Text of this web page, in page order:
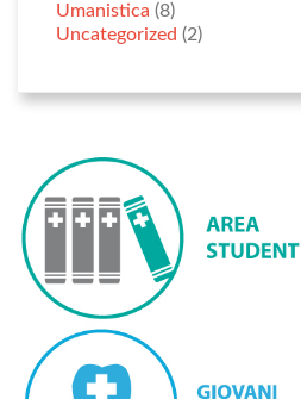
Umanistica (8)
Uncategorized (2)